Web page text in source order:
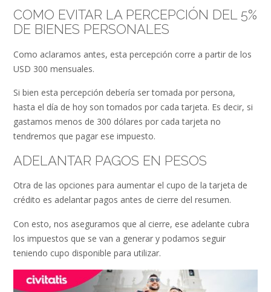
COMO EVITAR LA PERCEPCIÓN DEL 5%
DE BIENES PERSONALES
Como aclaramos antes, esta percepción corre a partir de los
USD 300 mensuales.
Si bien esta percepción debería ser tomada por persona,
hasta el día de hoy son tomados por cada tarjeta. Es decir, si
gastamos menos de 300 dólares por cada tarjeta no
tendremos que pagar ese impuesto.
ADELANTAR PAGOS EN PESOS
Otra de las opciones para aumentar el cupo de la tarjeta de
crédito es adelantar pagos antes de cierre del resumen.
Con esto, nos aseguramos que al cierre, ese adelante cubra
los impuestos que se van a generar y podamos seguir
teniendo cupo disponible para utilizar.